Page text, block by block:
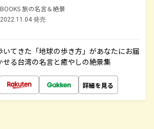
BOOKS 旅の名言＆絶景
2022.11.04 発売
てきた「地球の歩き方」があなたにお届
せる台湾の名言と癒やしの絶景集
詳細を見る